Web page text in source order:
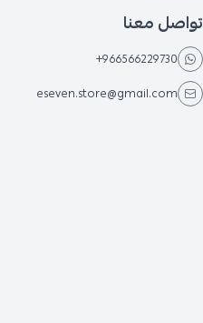
تواصل معنا
+966566229730
eseven.store@gmail.com